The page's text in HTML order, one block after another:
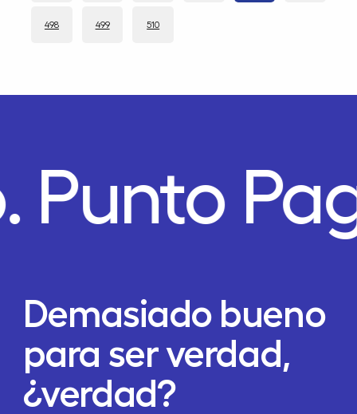
498 499 510
Punto
Demasiado bueno
para ser verdad,
¿verdad?